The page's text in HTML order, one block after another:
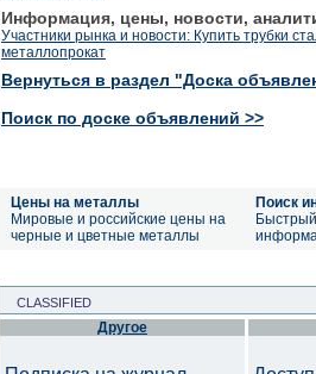
Информация, цены, новости,
Участники рынка и новости: Купить трубки
металлопрокат
Вернуться в раздел "Доска
Поиск по доске объявлений >>
Цены на металлы
Мировые и российские цены на
черные и цветные металлы
Поиск
CLASSIFIED
Другое